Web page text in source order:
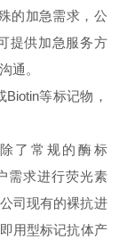
的加急需求，公
提供加急服务方
通。
等标记物，
了常规的酶标
需求进行荧光素
司现有的裸抗进
用型标记抗体产